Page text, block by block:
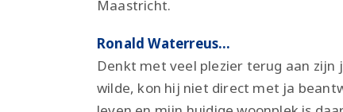
Maastricht.
Ronald Waterreus…
Denkt met veel plezier terug aan zijn
wilde, kon hij niet direct met ja